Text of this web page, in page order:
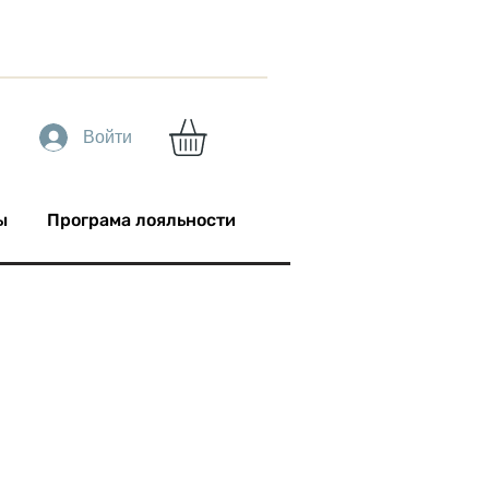
Войти
Програма лояльности